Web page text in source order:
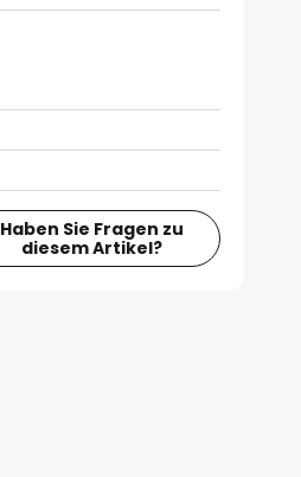
Haben Sie Fragen zu
diesem Artikel?